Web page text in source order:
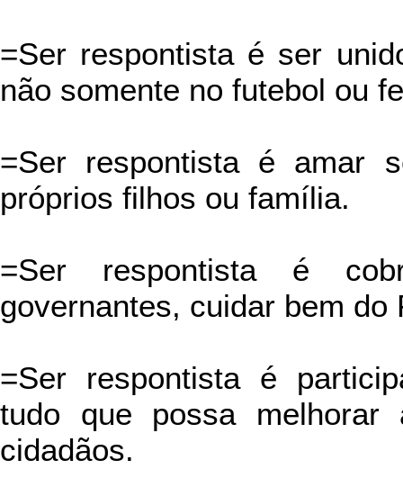
=Ser respontista é ser
não somente no futebol ou
=Ser respontista é amar
próprios filhos ou família.
=Ser respontista é
governantes, cuidar bem do
=Ser respontista é
tudo que possa
cidadãos.